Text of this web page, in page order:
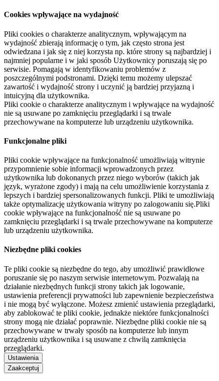
Cookies wpływające na wydajność
Pliki cookies o charakterze analitycznym, wpływającym na
wydajność zbierają informację o tym, jak często strona jest
odwiedzana i jak się z niej korzysta np. które strony są najbardziej i
najmniej popularne i w jaki sposób Użytkownicy poruszają się po
serwisie. Pomagają w identyfikowaniu problemów z
poszczególnymi podstronami. Dzięki temu możemy ulepszać
zawartość i wydajność strony i uczynić ją bardziej przyjazną i
intuicyjną dla użytkownika.
Pliki cookie o charakterze analitycznym i wpływające na wydajność
nie są usuwane po zamknięciu przeglądarki i są trwale
przechowywane na komputerze lub urządzeniu użytkownika.
Funkcjonalne pliki
Pliki cookie wpływające na funkcjonalność umożliwiają witrynie
przypomnienie sobie informacji wprowadzonych przez
użytkownika lub dokonanych przez niego wyborów (takich jak
język, wyrażone zgody) i mają na celu umożliwienie korzystania z
lepszych i bardziej spersonalizowanych funkcji. Pliki te umożliwiają
także optymalizację użytkowania witryny po zalogowaniu się.Pliki
cookie wpływające na funkcjonalność nie są usuwane po
zamknięciu przeglądarki i są trwale przechowywane na komputerze
lub urządzeniu użytkownika.
Niezbędne pliki cookies
Te pliki cookie są niezbędne do tego, aby umożliwić prawidłowe
poruszanie się po naszym serwisie internetowym. Pozwalają na
działanie niezbędnych funkcji strony takich jak logowanie,
ustawienia preferencji prywatności lub zapewnienie bezpieczeństwa
i nie mogą być wyłączone. Możesz zmienić ustawienia przeglądarki,
aby zablokować te pliki cookie, jednakże niektóre funkcjonalności
strony mogą nie działać poprawnie. Niezbędne pliki cookie nie są
przechowywane w trwały sposób na komputerze lub innym
urządzeniu użytkownika i są usuwane z chwilą zamknięcia
przeglądarki.
Ustawienia
Zaakceptuj